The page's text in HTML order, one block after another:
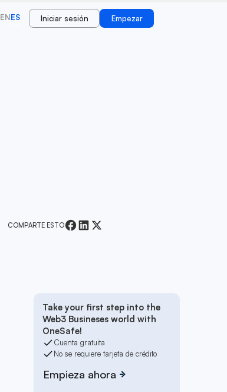
ENES Iniciar sesión Empezar
COMPARTE ESTO
Take your first step into the
Web3 Busineses world with
OneSafe!
Cuenta gratuita
No se requiere tarjeta de crédito
Empieza ahora